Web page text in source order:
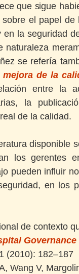
que sigue
el papel
la seguridad
naturaleza
se refería
de la
entre la
la
de la calidad.
disponible
los gerentes
pueden influir
en los
de contexto
(2010): 182–187
Wang V,